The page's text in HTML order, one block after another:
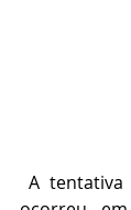
A tentativa de lançamento público